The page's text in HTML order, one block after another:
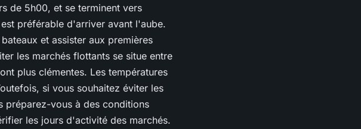
de 5h00, et se terminent vers
préférable d'arriver avant l'aube.
et assister aux premières
les marchés flottants se situe entre
plus clémentes. Les températures
si vous souhaitez éviter les
préparez-vous à des conditions
les jours d'activité des marchés.